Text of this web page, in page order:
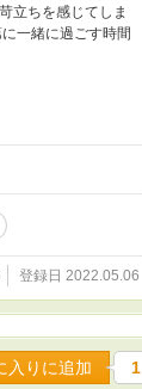
立ちを感じてしま
一緒に過ごす時間
登録日 2022.05.06
入りに追加 1